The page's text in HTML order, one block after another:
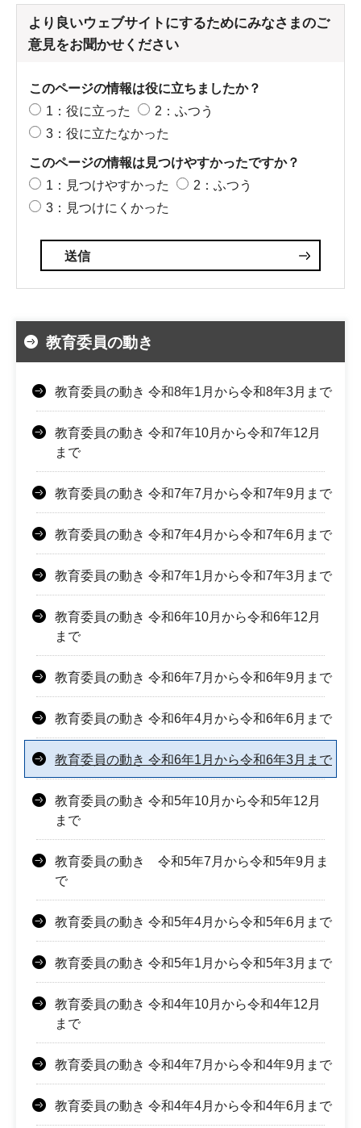
より良いウェブサイトにするためにみなさまのご
意見をお聞かせください
このページの情報は役に立ちましたか？
1：役に立った
2：ふつう
3：役に立たなかった
このページの情報は見つけやすかったですか？
1：見つけやすかった
2：ふつう
3：見つけにくかった
教育委員の動き
教育委員の動き 令和8年1月から令和8年3月まで
教育委員の動き 令和7年10月から令和7年12月
まで
教育委員の動き 令和7年7月から令和7年9月まで
教育委員の動き 令和7年4月から令和7年6月まで
教育委員の動き 令和7年1月から令和7年3月まで
教育委員の動き 令和6年10月から令和6年12月
まで
教育委員の動き 令和6年7月から令和6年9月まで
教育委員の動き 令和6年4月から令和6年6月まで
教育委員の動き 令和6年1月から令和6年3月まで
教育委員の動き 令和5年10月から令和5年12月
まで
教育委員の動き 令和5年7月から令和5年9月ま
で
教育委員の動き 令和5年4月から令和5年6月まで
教育委員の動き 令和5年1月から令和5年3月まで
教育委員の動き 令和4年10月から令和4年12月
まで
教育委員の動き 令和4年7月から令和4年9月まで
教育委員の動き 令和4年4月から令和4年6月まで